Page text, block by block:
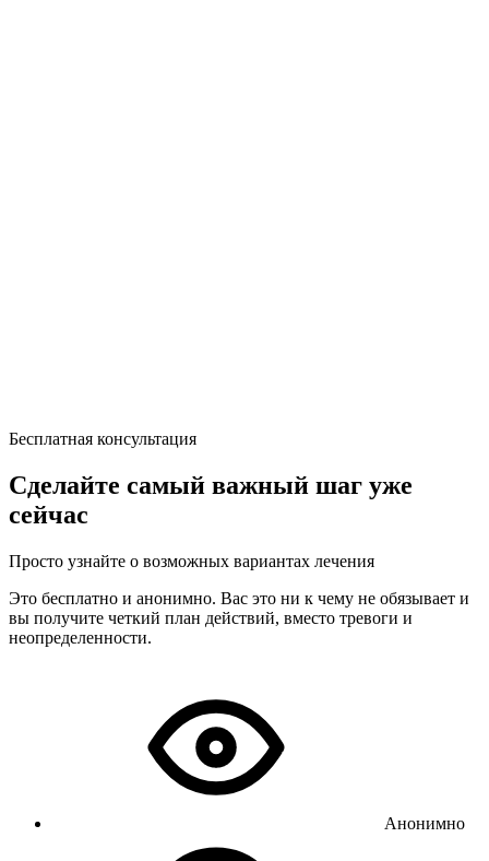
Бесплатная консультация
Сделайте самый важный шаг уже
сейчас
Просто узнайте о возможных вариантах лечения
Это бесплатно и анонимно. Вас это ни к чему не обязывает и
вы получите четкий план действий, вместо тревоги и
неопределенности.
Анонимно